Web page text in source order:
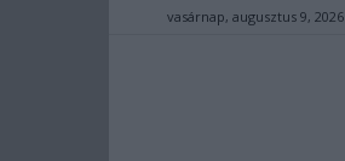
vasárnap, augusztus 9, 2026